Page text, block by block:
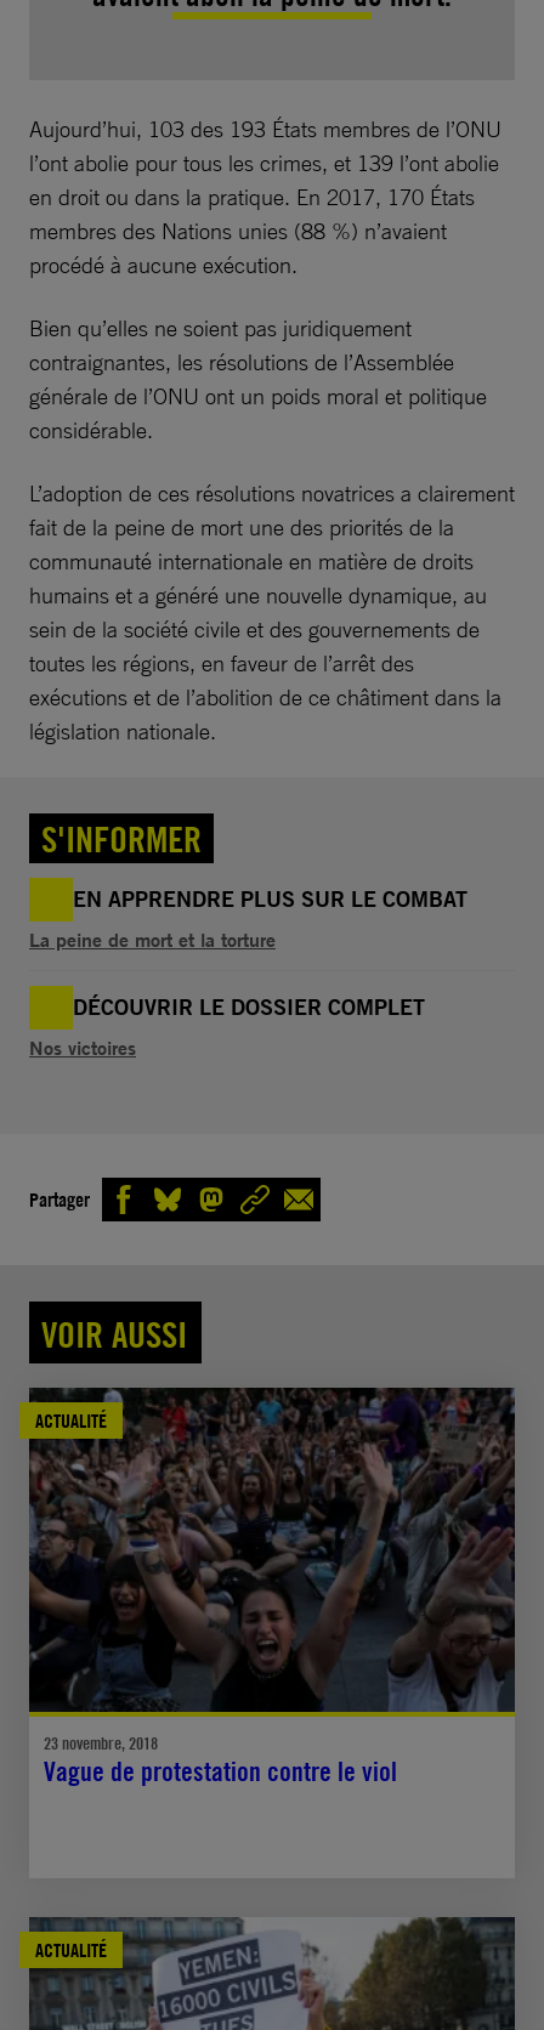
Aujourd’hui, 103 des 193 États membres de l’ONU
l’ont abolie pour tous les crimes, et 139 l’ont abolie
en droit ou dans la pratique. En 2017, 170 États
membres des Nations unies (88 %) n’avaient
procédé à aucune exécution.
Bien qu’elles ne soient pas juridiquement
contraignantes, les résolutions de l’Assemblée
générale de l’ONU ont un poids moral et politique
considérable.
L’adoption de ces résolutions novatrices a clairement
fait de la peine de mort une des priorités de la
communauté internationale en matière de droits
humains et a généré une nouvelle dynamique, au
sein de la société civile et des gouvernements de
toutes les régions, en faveur de l’arrêt des
exécutions et de l’abolition de ce châtiment dans la
législation nationale.
S'INFORMER
EN APPRENDRE PLUS SUR LE COMBAT
La peine de mort et la torture
DÉCOUVRIR LE DOSSIER COMPLET
Nos victoires
Partager
VOIR AUSSI
ACTUALITÉ
23 novembre, 2018
Vague de protestation contre le viol
ACTUALITÉ